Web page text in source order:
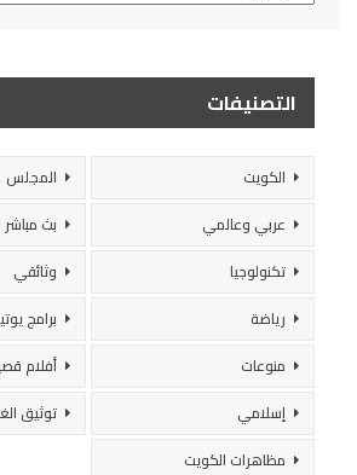
التصنيفات
الكويت
المجلس
عربي وعالمي
بث مباشر
تكنولوجيا
وثائقي
رياضة
برامج
منوعات
أفلام
إسلامي
توثيق
مظاهرات الكويت